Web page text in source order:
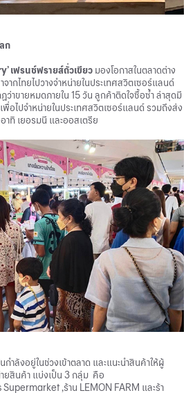
ก
เฟรนช์ฟรายส์ถั่วเขียว มองโอกาสในตลาดต่าง
ากไทยไปวางจำหน่ายในประเทศสวิตเซอร์แลนด์
ว่าขายหมดภายใน 15 วัน ลูกค้าติดใจซื้อซ้ำ ล่าสุดมี
พื่อไปจำหน่ายในประเทศสวิตเซอร์แลนด์ รวมถึงส่ง
าทิ เยอรมนี และออสเตรีย
ำลังอยู่ในช่วงเข้าตลาด และแนะนำสินค้าให้ผู้
ยสินค้า แบ่งเป็น 3 กลุ่ม คือ
Supermarket ,ร้าน LEMON FARM และร้า